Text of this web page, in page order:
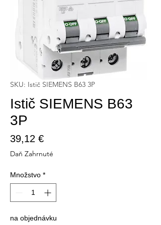
SKU: Istič SIEMENS B63 3P
Istič SIEMENS B63
3P
39,12 €Price
Daň Zahrnuté
Množstvo *
na objednávku